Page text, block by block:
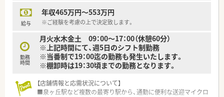
援し、働きやすい環境づくりを推進しています。
給与
年収465万円～553万円
※ご経験を考慮の上で決定致します。
勤務
時間
月火水木金土 09：00～17：00（休憩60分）
※上記時間にて、週5日のシフト制勤務
※当番制で19：00迄の勤務も発生いたします。
※棚卸時は19：30頃までの勤務となります。
【店舗情報と応需状況について】
■泉ヶ丘駅など複数の最寄り駅から、通勤に便利な送迎マイクロ